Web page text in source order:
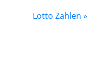
Lotto Zahlen »